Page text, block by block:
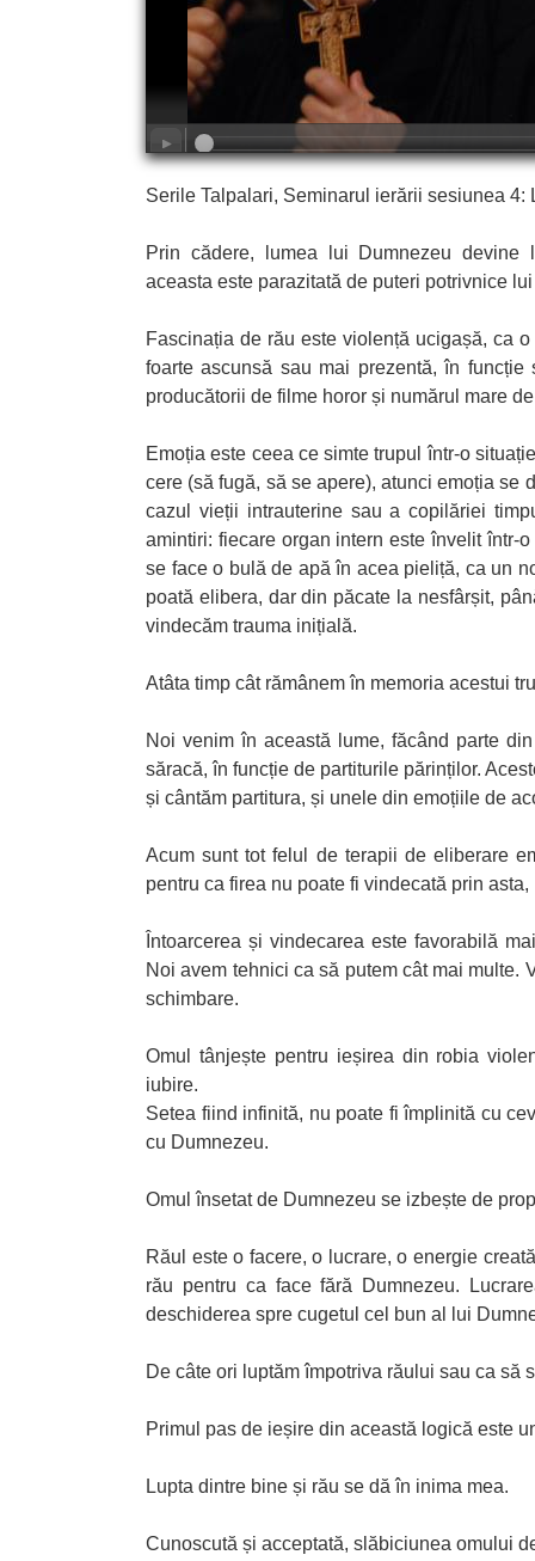
Serile Talpalari, Seminarul ierării sesiunea
Prin cădere, lumea lui Dumnezeu devine
aceasta este parazitată de puteri potrivnice
Fascinația de rău este violență ucigașă, ca
foarte ascunsă sau mai prezentă, în
producătorii de filme horor și numărul mare
Emoția este ceea ce simte trupul într-o
cere (să fugă, să se apere), atunci emoția se
cazul vieții intrauterine sau a copilăriei
amintiri: fiecare organ intern este învelit într-
se face o bulă de apă în acea pieliță, ca un
poată elibera, dar din păcate la nesfârșit,
vindecăm trauma inițială.
Atâta timp cât rămânem în memoria acestui
Noi venim în această lume, făcând parte
săracă, în funcție de partiturile părinților.
și cântăm partitura, și unele din emoțiile de
Acum sunt tot felul de terapii de eliberare
pentru ca firea nu poate fi vindecată prin
Întoarcerea și vindecarea este favorabilă
Noi avem tehnici ca să putem cât mai multe.
schimbare.
Omul tânjește pentru ieșirea din robia
iubire.
Setea fiind infinită, nu poate fi împlinită cu
cu Dumnezeu.
Omul însetat de Dumnezeu se izbește de
Răul este o facere, o lucrare, o energie
rău pentru ca face fără Dumnezeu.
deschiderea spre cugetul cel bun al lui
De câte ori luptăm împotriva răului sau ca să
Primul pas de ieșire din această logică este
Lupta dintre bine și rău se dă în inima mea.
Cunoscută și acceptată, slăbiciunea omului